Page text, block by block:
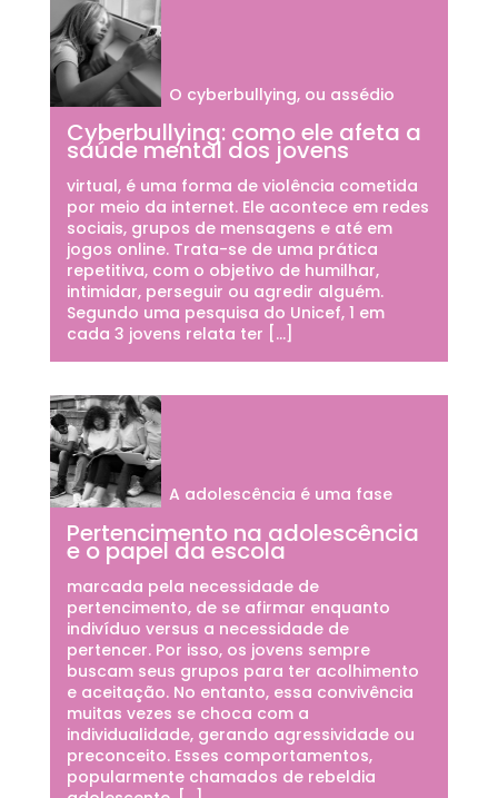
Cyberbullying: como ele afeta a
saúde mental dos jovens
O cyberbullying, ou assédio
virtual, é uma forma de violência cometida
por meio da internet. Ele acontece em redes
sociais, grupos de mensagens e até em
jogos online. Trata-se de uma prática
repetitiva, com o objetivo de humilhar,
intimidar, perseguir ou agredir alguém.
Segundo uma pesquisa do Unicef, 1 em
cada 3 jovens relata ter […]
Pertencimento na adolescência
e o papel da escola
A adolescência é uma fase
marcada pela necessidade de
pertencimento, de se afirmar enquanto
indivíduo versus a necessidade de
pertencer. Por isso, os jovens sempre
buscam seus grupos para ter acolhimento
e aceitação. No entanto, essa convivência
muitas vezes se choca com a
individualidade, gerando agressividade ou
preconceito. Esses comportamentos,
popularmente chamados de rebeldia